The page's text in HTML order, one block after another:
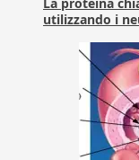
utilizzando i